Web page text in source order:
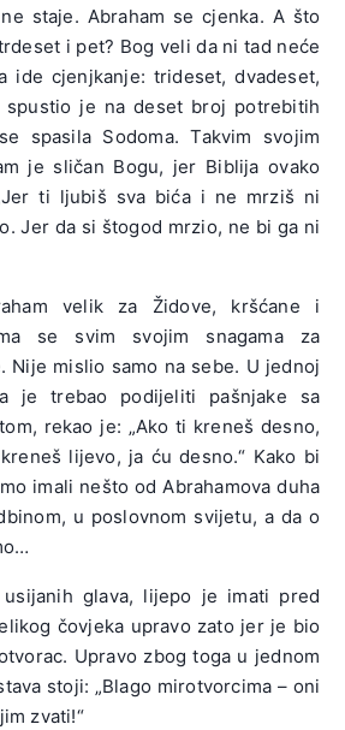
staje. Abraham se cjenka. A što
i pet? Bog veli da ni tad neće
ide cjenjkanje: trideset, dvadeset,
spustio je na deset broj potrebitih
spasila Sodoma. Takvim svojim
je sličan Bogu, jer Biblija ovako
ti ljubiš sva bića i ne mrziš ni
Jer da si štogod mrzio, ne bi ga ni
velik za Židove, kršćane i
se svim svojim snagama za
Nije mislio samo na sebe. U jednoj
je trebao podijeliti pašnjake sa
rekao je: „Ako ti kreneš desno,
lijevo, ja ću desno.“ Kako bi
imali nešto od Abrahamova duha
u poslovnom svijetu, a da o
glava, lijepo je imati pred
čovjeka upravo zato jer je bio
Upravo zbog toga u jednom
stoji: „Blago mirotvorcima – oni
zvati!“